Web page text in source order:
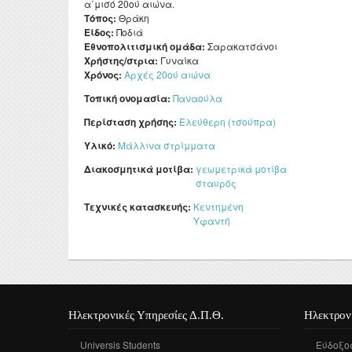
α΄μισό 20ού αιώνα.
Τόπος: Θράκη
Είδος: Ποδιά
Εθνοπολιτισμική ομάδα: Σαρακατσάνοι
Χρήστης/στρια: Γυναίκα
Χρόνος: Αρχές 20ού αιώνα
Τοπική ονομασία: Παναούλα
Περίσταση χρήσης: Ελεύθερη (τσούπρα)
Υλικό: Μάλλινα στρίμματα
Διακοσμητικά μοτίβα: γεωμετρικά μοτίβα
σταυρός
Τεχνικές κατασκευής: Κεντημένη
Υφαντή
Ηλεκτρονικές Υπηρεσίες Δ.Π.Θ.
Universis Students